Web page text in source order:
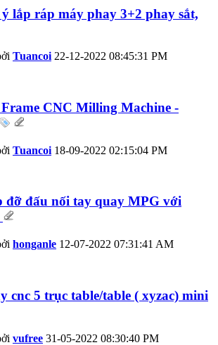
lắp ráp máy phay 3+2 phay sắt,
Tuancoi 22-12-2022 08:45:31 PM
CNC Milling Machine -
Tuancoi 18-09-2022 02:15:04 PM
đỡ đấu nối tay quay MPG với
honganle 12-07-2022 07:31:41 AM
cnc 5 trục table/table ( xyzac) mini
vufree 31-05-2022 08:30:40 PM